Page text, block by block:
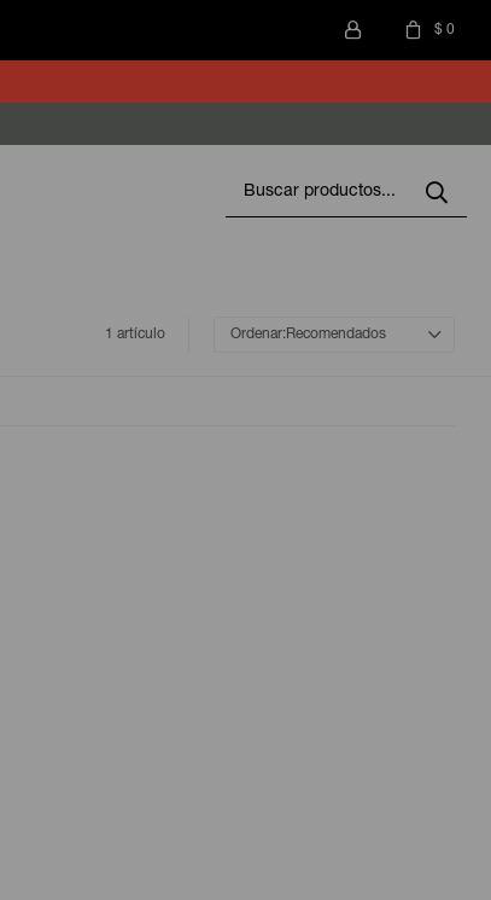
$ 0
1 artículo Recomendados